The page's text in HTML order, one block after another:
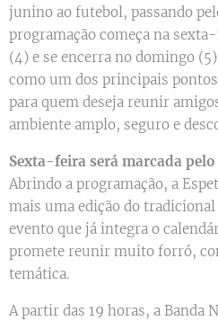
junino ao futebol, passando
programação começa na
(4) e se encerra no domingo
como um dos principais
para quem deseja reunir
ambiente amplo, seguro e
Sexta-feira será marcada
Abrindo a programação, a
mais uma edição do
evento que já integra o
promete reunir muito forró,
temática.
A partir das 19 horas, a Banda